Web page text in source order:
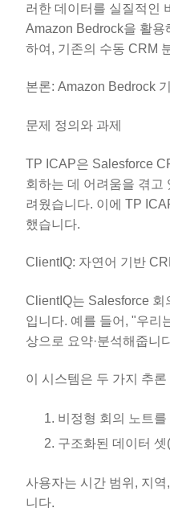
러한 데이터를 실질적인
Amazon Bedrock을 활
하여, 기존의 수동 CRM
본론: Amazon Bedrock
문제 정의와 과제
TP ICAP은 Salesforce
회하는 데 어려움을 겪고
려웠습니다. 이에 TP
했습니다.
ClientIQ: 자연어 기반
ClientIQ는 Salesforce 회
입니다. 예를 들어, "우리
상으로 요약·분석해줍니
이 시스템은 두 가지 추
비정형 회의 노트
구조화된 데이터
사용자는 시간 범위, 지
니다.